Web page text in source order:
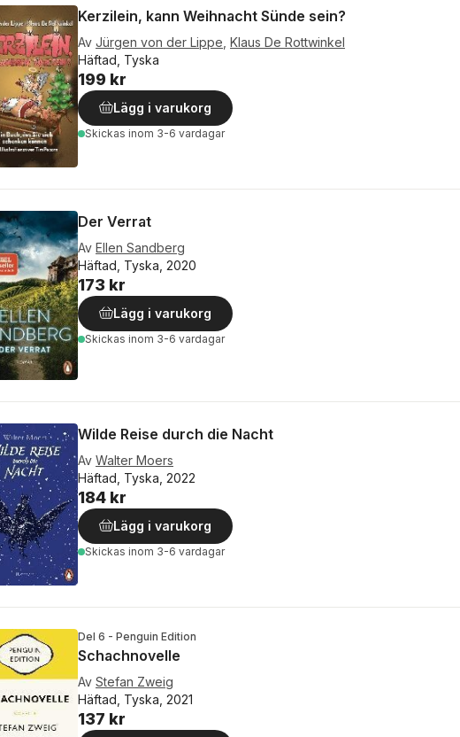
Kerzilein, kann Weihnacht Sünde sein?
Av Jürgen von der Lippe Klaus De Rottwinkel
Häftad, Tyska
199 kr
Lägg i varukorg
Skickas inom 3-6 vardagar
Der Verrat
Av Ellen Sandberg
Häftad, Tyska, 2020
173 kr
Lägg i varukorg
Skickas inom 3-6 vardagar
Wilde Reise durch die Nacht
Av Walter Moers
Häftad, Tyska, 2022
184 kr
Lägg i varukorg
Skickas inom 3-6 vardagar
Del 6 - Penguin Edition
Schachnovelle
Av Stefan Zweig
Häftad, Tyska, 2021
137 kr